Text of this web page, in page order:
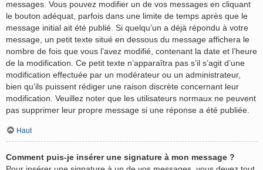
messages. Vous pouvez modifier un de vos messages en cliquant
le bouton adéquat, parfois dans une limite de temps après que le
message initial ait été publié. Si quelqu’un a déjà répondu à votre
message, un petit texte situé en dessous du message affichera le
nombre de fois que vous l’avez modifié, contenant la date et l’heure
de la modification. Ce petit texte n’apparaîtra pas s’il s’agit d’une
modification effectuée par un modérateur ou un administrateur,
bien qu’ils puissent rédiger une raison discrète concernant leur
modification. Veuillez noter que les utilisateurs normaux ne peuvent
pas supprimer leur propre message si une réponse a été publiée.
Haut
Comment puis-je insérer une signature à mon message ?